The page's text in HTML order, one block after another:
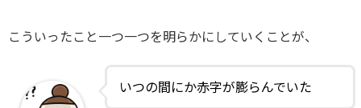
こういったこと一つ一つを明らかにしていくことが、
いつの間にか赤字が膨らんでいた